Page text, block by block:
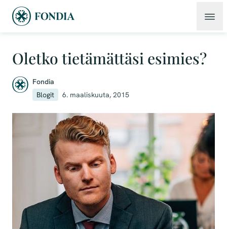
Oletko tietämättäsi esimies?
Fondia
Blogit
6. maaliskuuta, 2015